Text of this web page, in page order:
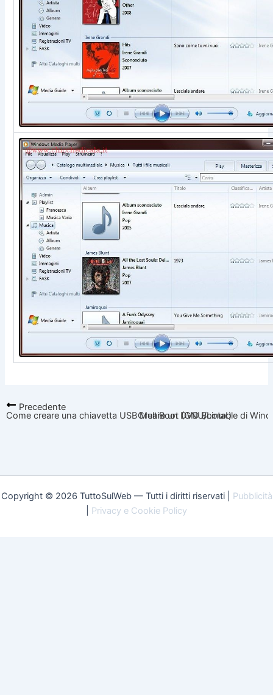
Precedente
Come creare una chiavetta USB MultiBoot (GNU/Linux)
Creare un DVD Bootable di
Copyright © 2026 TuttoSulWeb — Tutti i diritti riservati | Pubblicità
Privacy e Cookie Policy